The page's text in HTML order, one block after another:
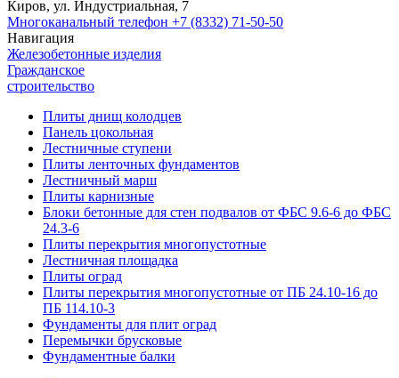
Киров, ул. Индустриальная, 7
Многоканальный телефон +7 (8332) 71-50-50
Навигация
Железобетонные изделия
Гражданское
строительство
Плиты днищ колодцев
Панель цокольная
Лестничные ступени
Плиты ленточных фундаментов
Лестничный марш
Плиты карнизные
Блоки бетонные для стен подвалов от ФБС 9.6-6 до ФБС
24.3-6
Плиты перекрытия многопустотные
Лестничная площадка
Плиты оград
Плиты перекрытия многопустотные от ПБ 24.10-16 до
ПБ 114.10-3
Фундаменты для плит оград
Перемычки брусковые
Фундаментные балки